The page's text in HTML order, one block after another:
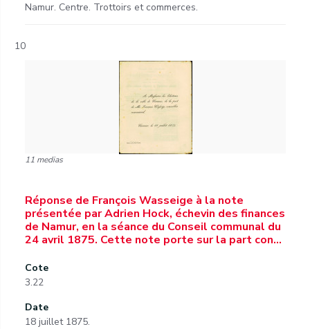
Namur. Centre. Trottoirs et commerces.
10
11 medias
Réponse de François Wasseige à la note
présentée par Adrien Hock, échevin des finances
de Namur, en la séance du Conseil communal du
24 avril 1875. Cette note porte sur la part con…
Cote
3.22
Date
18 juillet 1875.